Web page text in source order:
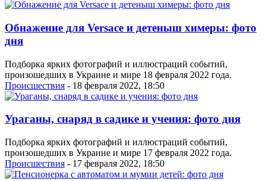
Обнажение для Versace и детеныш химеры: фото
дня
Подборка ярких фотографий и иллюстраций событий,
произошедших в Украине и мире 18 февраля 2022 года.
Проиcшествия - 18 февраля 2022, 18:50
Ураганы, снаряд в садике и учения: фото дня
Подборка ярких фотографий и иллюстраций событий,
произошедших в Украине и мире 17 февраля 2022 года.
Проиcшествия - 17 февраля 2022, 18:50